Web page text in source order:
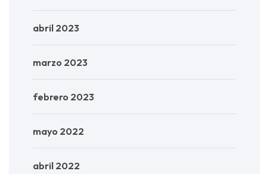
abril 2023
marzo 2023
febrero 2023
mayo 2022
abril 2022